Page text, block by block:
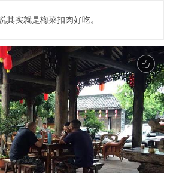
其实就是梅菜扣肉好吃。